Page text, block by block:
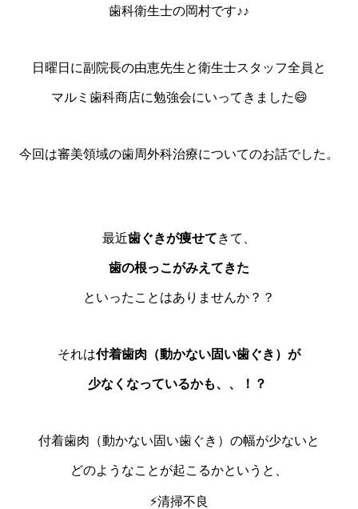
歯科衛生士の岡村です♪♪
日曜日に副院長の由恵先生と衛生士スタッフ全員と
マルミ歯科商店に勉強会にいってきました😄
今回は審美領域の歯周外科治療についてのお話でした。
最近歯ぐきが痩せてきて、
歯の根っこがみえてきた
といったことはありませんか？？
それは付着歯肉（動かない固い歯ぐき）が
少なくなっているかも、、！？
付着歯肉（動かない固い歯ぐき）の幅が少ないと
どのようなことが起こるかというと、
⚡️清掃不良